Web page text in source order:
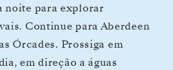
noite para explorar
Continue para Aberdeen
Órcades. Prossiga em
em direção a águas